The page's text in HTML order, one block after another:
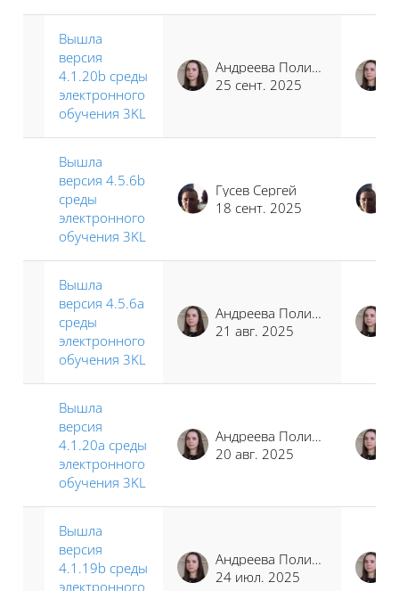
Вышла
версия
4.1.20b среды
электронного
обучения 3KL
Андреева Полина Иосифовна
25 сент. 2025
Вышла
версия 4.5.6b
среды
электронного
обучения 3KL
Гусев Сергей
18 сент. 2025
Вышла
версия 4.5.6a
среды
электронного
обучения 3KL
Андреева Полина Иосифовна
21 авг. 2025
Вышла
версия
4.1.20a среды
электронного
обучения 3KL
Андреева Полина Иосифовна
20 авг. 2025
Вышла
версия
4.1.19b среды
электронного
Андреева Полина Иосифовна
24 июл. 2025